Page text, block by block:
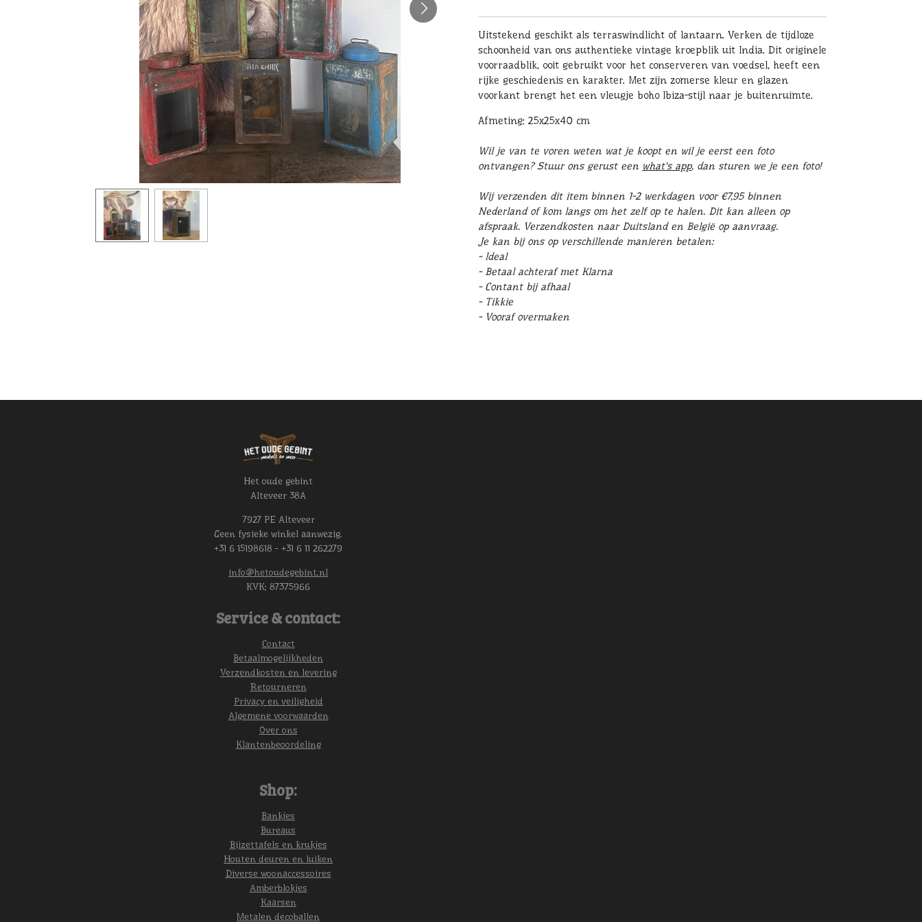
Uitstekend geschikt als terraswindlicht of lantaarn. Verken de tijdloze
schoonheid van ons authentieke vintage kroepblik uit India. Dit originele
voorraadblik, ooit gebruikt voor het conserveren van voedsel, heeft een
rijke geschiedenis en karakter. Met zijn zomerse kleur en glazen
voorkant brengt het een vleugje boho Ibiza-stijl naar je buitenruimte.
Afmeting: 25x25x40 cm
Wil je van te voren weten wat je koopt en wil je eerst een foto
ontvangen? Stuur ons gerust een what's app, dan sturen we je een foto!
Wij verzenden dit item binnen 1-2 werkdagen voor €7,95 binnen
Nederland of kom langs om het zelf op te halen. Dit kan alleen op
afspraak. Verzendkosten naar Duitsland en België op aanvraag.
Je kan bij ons op verschillende manieren betalen:
- Ideal
- Betaal achteraf met Klarna
- Contant bij afhaal
- Tikkie
- Vooraf overmaken
Het oude gebint
Alteveer 38A
7927 PE Alteveer
Geen fysieke winkel aanwezig.
+31 6 15198618 - +31 6 11 262279
info@hetoudegebint.nl
KVK: 87375966
Service & contact:
Contact
Betaalmogelijkheden
Verzendkosten en levering
Retourneren
Privacy en veiligheid
Algemene voorwaarden
Over ons
Klantenbeoordeling
Shop:
Bankjes
Bureaus
Bijzettafels en krukjes
Houten deuren en luiken
Diverse woonaccessoires
Amberblokjes
Kaarsen
Metalen decoballen